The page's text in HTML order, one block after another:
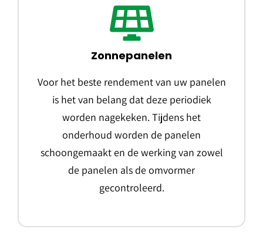
Zonnepanelen
Voor het beste rendement van uw panelen
is het van belang dat deze periodiek
worden nagekeken. Tijdens het
onderhoud worden de panelen
schoongemaakt en de werking van zowel
de panelen als de omvormer
gecontroleerd.